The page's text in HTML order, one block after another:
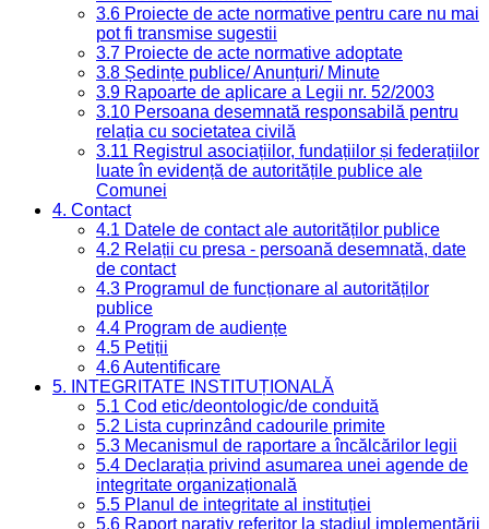
3.6 Proiecte de acte normative pentru care nu mai
pot fi transmise sugestii
3.7 Proiecte de acte normative adoptate
3.8 Ședințe publice/ Anunțuri/ Minute
3.9 Rapoarte de aplicare a Legii nr. 52/2003
3.10 Persoana desemnată responsabilă pentru
relația cu societatea civilă
3.11 Registrul asociațiilor, fundațiilor și federațiilor
luate în evidență de autoritățile publice ale
Comunei
4. Contact
4.1 Datele de contact ale autorităților publice
4.2 Relații cu presa - persoană desemnată, date
de contact
4.3 Programul de funcționare al autorităților
publice
4.4 Program de audiențe
4.5 Petiții
4.6 Autentificare
5. INTEGRITATE INSTITUȚIONALĂ
5.1 Cod etic/deontologic/de conduită
5.2 Lista cuprinzând cadourile primite
5.3 Mecanismul de raportare a încălcărilor legii
5.4 Declarația privind asumarea unei agende de
integritate organizațională
5.5 Planul de integritate al instituției
5.6 Raport narativ referitor la stadiul implementării